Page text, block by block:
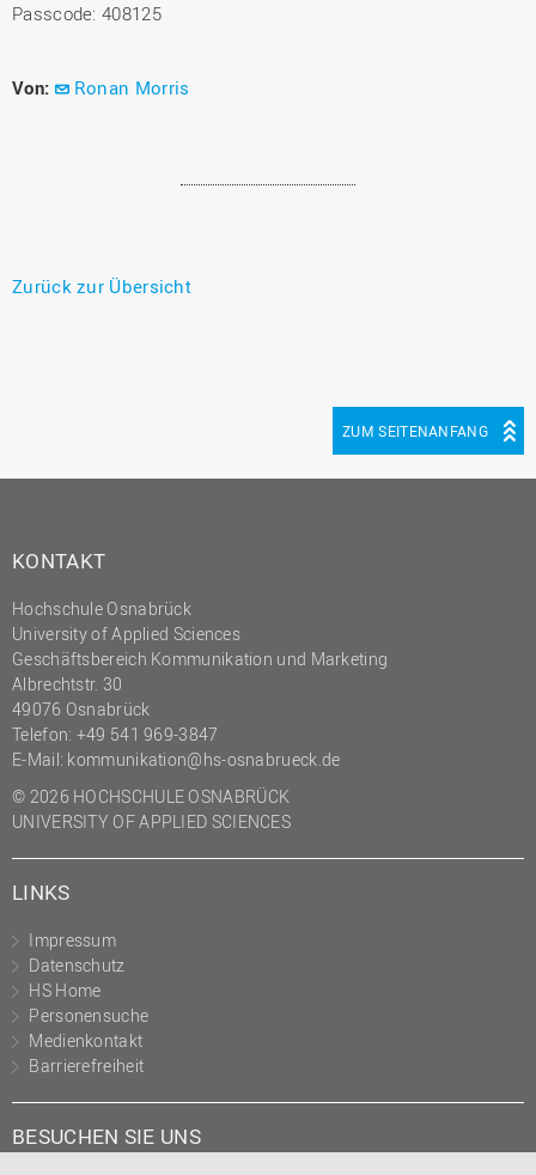
Passcode: 408125
Von: Ronan Morris
Zurück zur Übersicht
ZUM SEITENANFANG
KONTAKT
Hochschule Osnabrück
University of Applied Sciences
Geschäftsbereich Kommunikation und Marketing
Albrechtstr. 30
49076 Osnabrück
Telefon: +49 541 969-3847
E-Mail: kommunikation@hs-osnabrueck.de
© 2026 HOCHSCHULE OSNABRÜCK
UNIVERSITY OF APPLIED SCIENCES
LINKS
Impressum
Datenschutz
HS Home
Personensuche
Medienkontakt
Barrierefreiheit
BESUCHEN SIE UNS